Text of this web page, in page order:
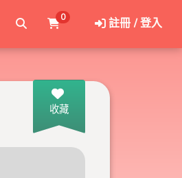
0 註冊 / 登入
收藏